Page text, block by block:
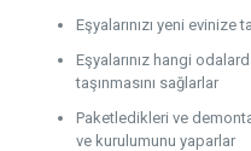
Eşyalarınızı yeni evinize
Eşyalarınız hangi
taşınmasını sağlarlar
Paketledikleri ve
ve kurulumunu yaparlar